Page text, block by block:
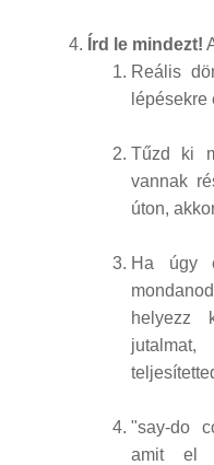
Írd le mindezt!
Reális
lépésekre
Tűzd ki
vannak
úton,
Ha úgy
helyezz
"say-do
amit el